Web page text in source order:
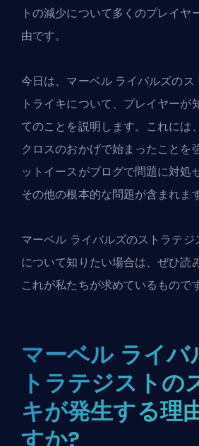
トの減少について多くのプレイヤ
由です。
今日は、マーベル ライバルズのス
トライキについて、プレイヤーが
てのことを説明します。これには
クロスのおかげで始まったことを
ットイースがブログで問題に対処
その他の根本的な問題が含まれます
マーベル ライバルズのストラテジ
について知りたい場合は、ぜひ読
これが私たちが求めているものです
マーベル ライバ
トラテジストの
キが発生する理
すか?